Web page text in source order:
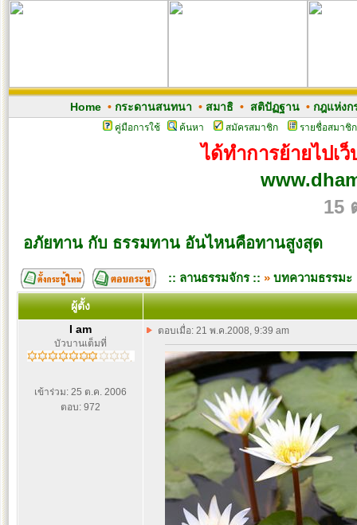
Home• กระดานสนทนา • สมาธิ• สติปัฏฐาน• กฎแห่งก
คู่มือการใช้ ค้นหา สมัครสมาชิก รายชื่อสมาชิก
ได้ทำการย้ายไปเ
15
อภัยทาน กับ ธรรมทาน อันไหนคือทานสูงสุด
:: ลานธรรมจักร :: » บทความธรรมะ
ผู้ตั้ง
I am
บัวบานเต็มที่
เข้าร่วม: 25 ต.ค. 2006
ตอบ: 972
ตอบเมื่อ: 21 พ.ค.2008, 9:39 am